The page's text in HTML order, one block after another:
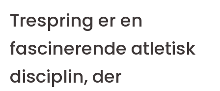
Trespring er en
fascinerende atletisk
disciplin, der